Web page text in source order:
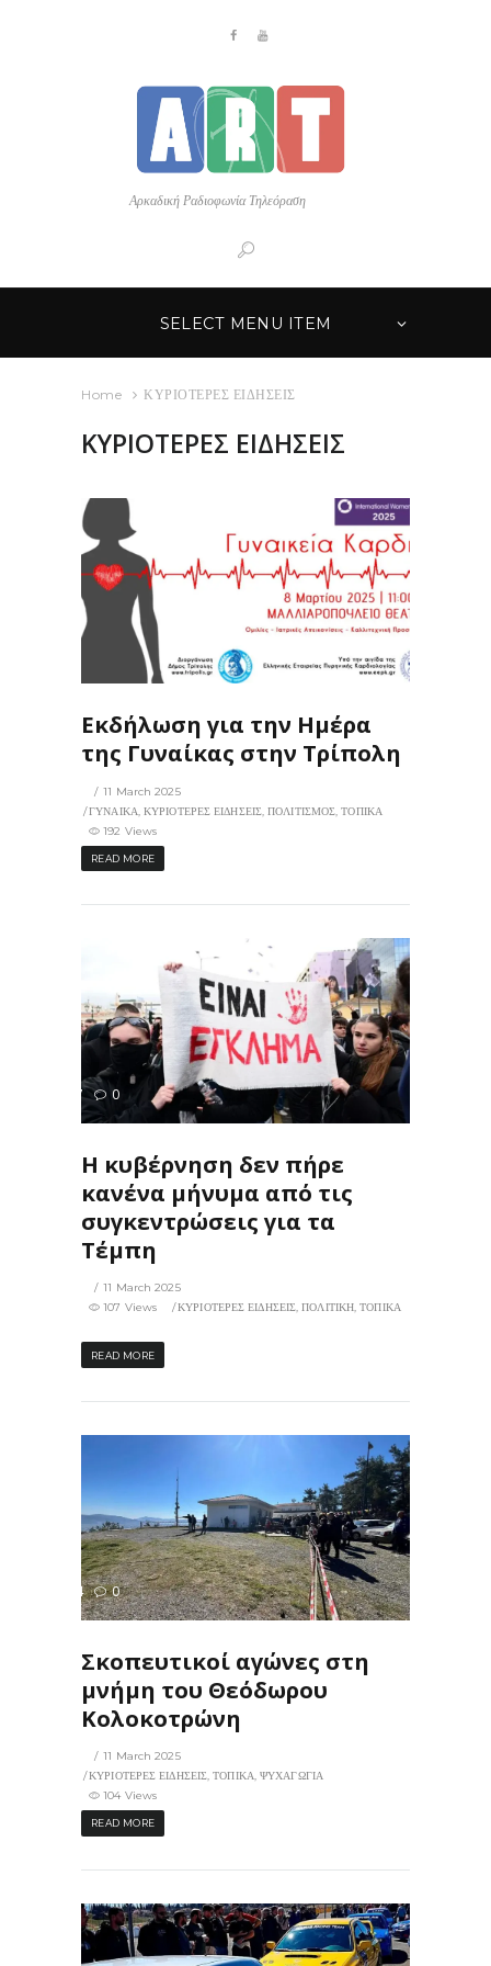
Αρκαδική Ραδιοφωνία Τηλεόραση
SELECT MENU ITEM
Home ΚΥΡΙΟΤΕΡΕΣ ΕΙΔΗΣΕΙΣ
ΚΥΡΙΟΤΕΡΕΣ ΕΙΔΗΣΕΙΣ
Εκδήλωση για την Ημέρα
της Γυναίκας στην Τρίπολη
11 March 2025
ΓΥΝΑΙΚΑ ,ΚΥΡΙΟΤΕΡΕΣ ΕΙΔΗΣΕΙΣ,ΠΟΛΙΤΙΣΜΟΣ ,ΤΟΠΙΚΑ
192 Views
READ MORE
107 0
Η κυβέρνηση δεν πήρε
κανένα μήνυμα από τις
συγκεντρώσεις για τα
Τέμπη
11 March 2025
ΚΥΡΙΟΤΕΡΕΣ ΕΙΔΗΣΕΙΣ,ΠΟΛΙΤΙΚΗ,ΤΟΠΙΚΑ
107 Views
READ MORE
104 0
Σκοπευτικοί αγώνες στη
μνήμη του Θεόδωρου
Κολοκοτρώνη
11 March 2025
ΚΥΡΙΟΤΕΡΕΣ ΕΙΔΗΣΕΙΣ,ΤΟΠΙΚΑ,ΨΥΧΑΓΩΓΙΑ
104 Views
READ MORE